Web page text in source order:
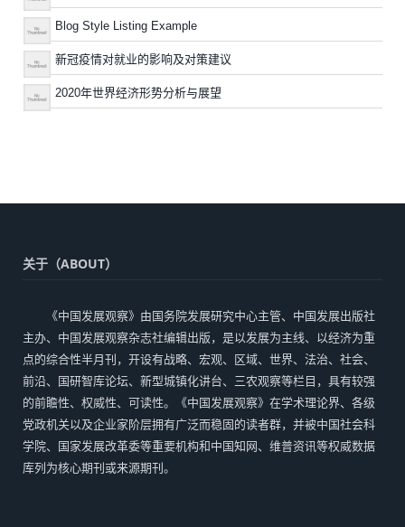
Blog Style Listing Example
新冠疫情对就业的影响及对策建议
2020年世界经济形势分析与展望
关于（ABOUT）
《中国发展观察》由国务院发展研究中心主管、中国发展出版社
主办、中国发展观察杂志社编辑出版，是以发展为主线、以经济为重
点的综合性半月刊，开设有战略、宏观、区域、世界、法治、社会、
前沿、国研智库论坛、新型城镇化讲台、三农观察等栏目，具有较强
的前瞻性、权威性、可读性。《中国发展观察》在学术理论界、各级
党政机关以及企业家阶层拥有广泛而稳固的读者群，并被中国社会科
学院、国家发展改革委等重要机构和中国知网、维普资讯等权威数据
库列为核心期刊或来源期刊。